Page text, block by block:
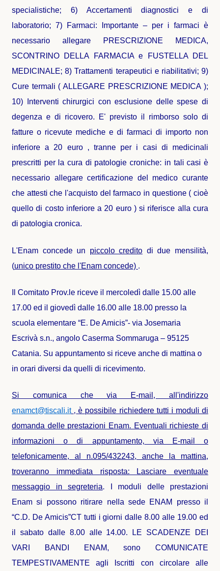
specialistiche; 6) Accertamenti diagnostici e di
laboratorio; 7) Farmaci: Importante – per i farmaci è
necessario allegare PRESCRIZIONE MEDICA,
SCONTRINO DELLA FARMACIA e FUSTELLA DEL
MEDICINALE; 8) Trattamenti terapeutici e riabilitativi; 9)
Cure termali ( ALLEGARE PRESCRIZIONE MEDICA );
10) Interventi chirurgici con esclusione delle spese di
degenza e di ricovero. E' previsto il rimborso solo di
fatture o ricevute mediche e di farmaci di importo non
inferiore a 20 euro , tranne per i casi di medicinali
prescritti per la cura di patologie croniche: in tali casi è
necessario allegare certificazione del medico curante
che attesti che l'acquisto del farmaco in questione ( cioè
quello di costo inferiore a 20 euro ) si riferisce alla cura
di patologia cronica.
L'Enam concede un piccolo credito di due mensilità,
(unico prestito che l'Enam concede) .
Il Comitato Prov.le riceve il mercoledì dalle 15.00 alle
17.00 ed il giovedì dalle 16.00 alle 18.00 presso la
scuola elementare “E. De Amicis”- via Josemaria
Escrivà s.n., angolo Caserma Sommaruga – 95125
Catania. Su appuntamento si riceve anche di mattina o
in orari diversi da quelli di ricevimento.
Si comunica che via E-mail, all'indirizzo
enamct@tiscali.it, è possibile richiedere tutti i moduli di
domanda delle prestazioni Enam. Eventuali richieste di
informazioni o di appuntamento, via E-mail o
telefonicamente, al n.095/432243, anche la mattina,
troveranno immediata risposta: Lasciare eventuale
messaggio in segreteria. I moduli delle prestazioni
Enam si possono ritirare nella sede ENAM presso il
“C.D. De Amicis”CT tutti i giorni dalle 8.00 alle 19.00 ed
il sabato dalle 8.00 alle 14.00. LE SCADENZE DEI
VARI BANDI ENAM, sono COMUNICATE
TEMPESTIVAMENTE agli Iscritti con circolare alle